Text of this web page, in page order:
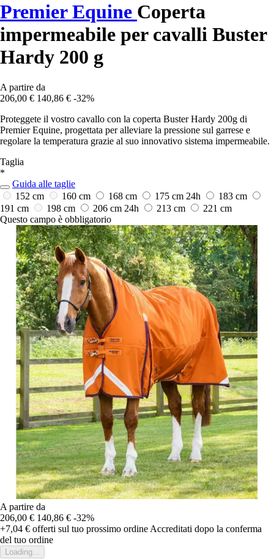
Premier Equine Coperta
impermeabile per cavalli Buster
Hardy 200 g
A partire da
206,00 € 140,86 € -32%
Proteggete il vostro cavallo con la coperta Buster Hardy 200g di
Premier Equine, progettata per alleviare la pressione sul garrese e
regolare la temperatura grazie al suo innovativo sistema impermeabile.
Taglia
*
Guida alle taglie
152 cm
160 cm 168 cm 175 cm 24h
183 cm
191 cm
198 cm 206 cm 24h 213 cm
221 cm
Questo campo è obbligatorio
A partire da
206,00 € 140,86 € -32%
+7,04 € offerti sul tuo prossimo ordine Accreditati dopo la conferma
del tuo ordine
Loading...